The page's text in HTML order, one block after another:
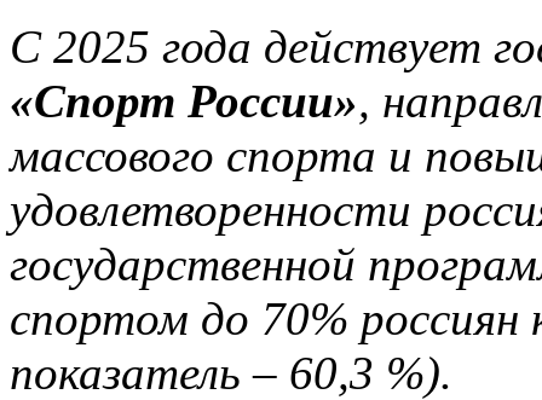
С 2025 года действует
«Спорт России»,
массового спорта и
удовлетворенности
государственной
спортом до 70% россиян
показатель – 60,3 %).